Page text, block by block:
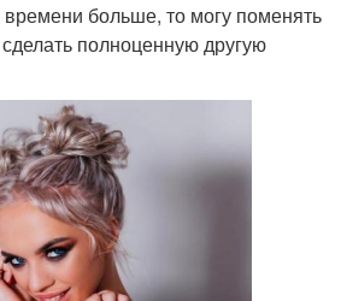
больше, то могу поменять
полноценную другую